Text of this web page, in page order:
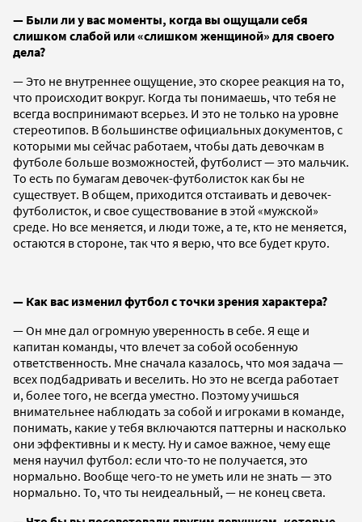
— Были ли у вас моменты, когда вы ощущали себя
слишком слабой или «слишком женщиной» для своего
дела?
— Это не внутреннее ощущение, это скорее реакция на то,
что происходит вокруг. Когда ты понимаешь, что тебя не
всегда воспринимают всерьез. И это не только на уровне
стереотипов. В большинстве официальных документов, с
которыми мы сейчас работаем, чтобы дать девочкам в
футболе больше возможностей, футболист — это мальчик.
То есть по бумагам девочек-футболисток как бы не
существует. В общем, приходится отстаивать и девочек-
футболисток, и свое существование в этой «мужской»
среде. Но все меняется, и люди тоже, а те, кто не меняется,
остаются в стороне, так что я верю, что все будет круто.
— Как вас изменил футбол с точки зрения характера?
— Он мне дал огромную уверенность в себе. Я еще и
капитан команды, что влечет за собой особенную
ответственность. Мне сначала казалось, что моя задача —
всех подбадривать и веселить. Но это не всегда работает
и, более того, не всегда уместно. Поэтому учишься
внимательнее наблюдать за собой и игроками в команде,
понимать, какие у тебя включаются паттерны и насколько
они эффективны и к месту. Ну и самое важное, чему еще
меня научил футбол: если что-то не получается, это
нормально. Вообще чего-то не уметь или не знать — это
нормально. То, что ты неидеальный, — не конец света.